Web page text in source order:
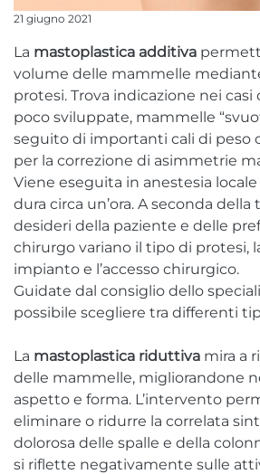
21 giugno 2021
La mastoplastica additiva
volume delle mammelle
protesi. Trova indicazione nei
poco sviluppate, mammelle
seguito di importanti cali di peso
per la correzione di asimmetrie
Viene eseguita in anestesia
dura circa un’ora. A seconda
desideri della paziente e delle
chirurgo variano il tipo di protesi,
impianto e l’accesso chirurgico.
Guidate dal consiglio dello
possibile scegliere tra differenti
La mastoplastica riduttiva mira a
delle mammelle, migliorandone
aspetto e forma. L’intervento
eliminare o ridurre la correlata
dolorosa delle spalle e della
si riflette negativamente sulle